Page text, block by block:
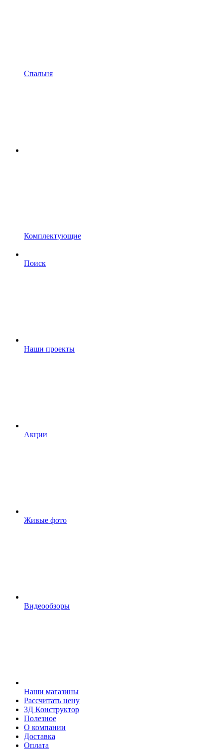
Спальня
Комплектующие
Поиск
Наши проекты
Акции
Живые фото
Видеообзоры
Наши магазины
Рассчитать цену
3Д Конструктор
Полезное
О компании
Доставка
Оплата